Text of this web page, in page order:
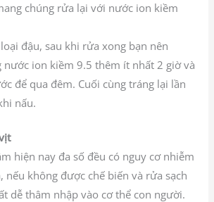
chúng rửa lại với nước ion kiềm
đậu, sau khi rửa xong bạn nên
nước ion kiềm 9.5 thêm ít nhất 2 giờ và
để qua đêm. Cuối cùng tráng lại lần
nấu.
hiện nay đa số đều có nguy cơ nhiễm
nếu không được chế biến và rửa sạch
dễ thâm nhập vào cơ thể con người.